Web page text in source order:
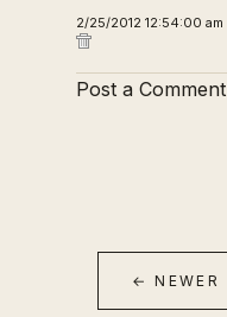
2/25/2012 12:54:00 am
Post a Comment
← NEWER